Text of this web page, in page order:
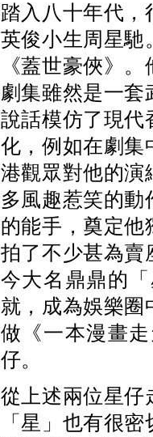
踏入八十年代，
英俊小生周星馳
《蓋世豪俠》
劇集雖然是一
說話模仿了現代
化，例如在劇集
港觀眾對他的演
多風趣惹笑的
的能手，奠定他
拍了不少甚為賣
今大名鼎鼎的
就，成為娛樂圈
做《一本漫畫
仔。
從上述兩位星仔
「星」也有很